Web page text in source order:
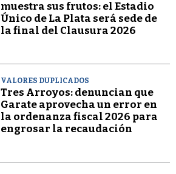
muestra sus frutos: el Estadio
Único de La Plata será sede de
la final del Clausura 2026
VALORES DUPLICADOS
Tres Arroyos: denuncian que
Garate aprovecha un error en
la ordenanza fiscal 2026 para
engrosar la recaudación